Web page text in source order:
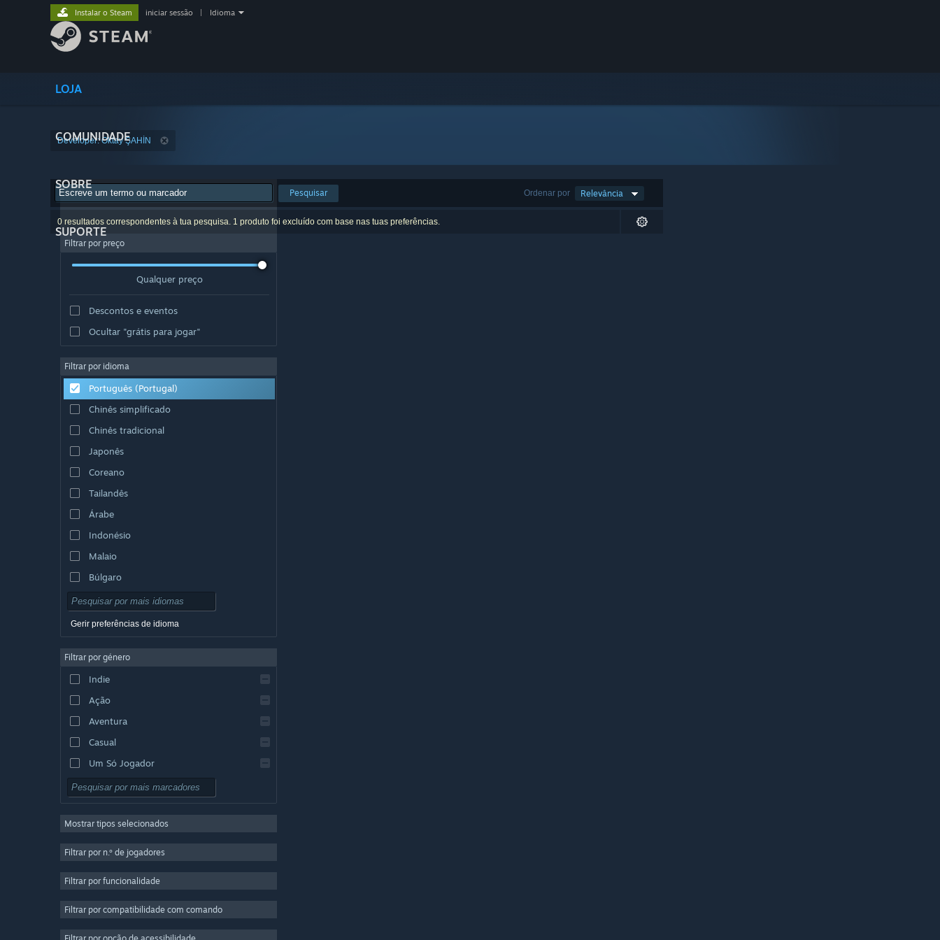
LOJA
COMUNIDADE
SOBRE
SUPORTE
Instalar o Steam iniciar sessão Idioma
Developer: Oktay ŞAHİN
Ordenar por Relevância
Pesquisar
0 resultados correspondentes à tua pesquisa. 1 produto foi excluído com base nas tuas preferências.
Filtrar por preço
Qualquer preço
Descontos e eventos
Ocultar "grátis para jogar"
Filtrar por idioma
Português (Portugal)
Chinês simplificado
Chinês tradicional
Japonês
Coreano
Tailandês
Árabe
Indonésio
Malaio
Búlgaro
Checo
Dinamarquês
Inglês
Espanhol (Espanha)
Espanhol (América Latina)
Gerir preferências de idioma
Filtrar por género
Indie
Ação
Aventura
Casual
Um Só Jogador
Simulação
Estratégia
3D
Grátis para Jogar
Mostrar tipos selecionados
Filtrar por n.º de jogadores
Filtrar por funcionalidade
Filtrar por compatibilidade com comando